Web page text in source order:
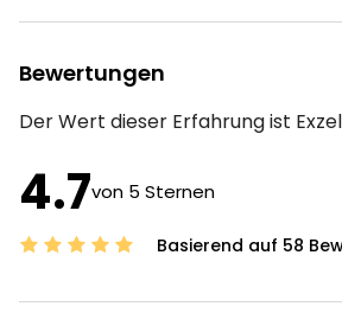
Bewertungen
Der Wert dieser Erfahrung ist
4.7von 5 Sternen
Basierend auf 58